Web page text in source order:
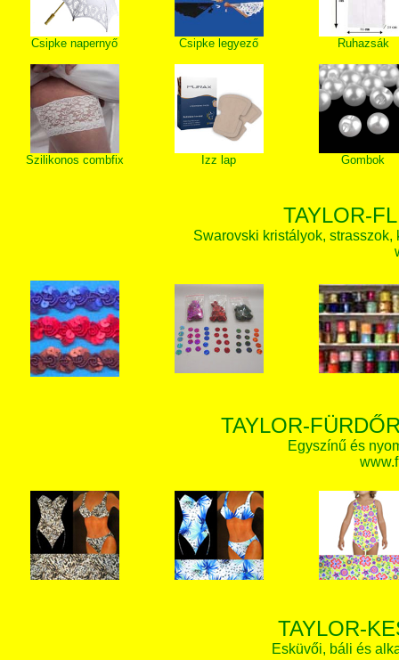
Csipke napernyő Csipke legyező Ruhazsák
Szilikonos combfix Izz lap Gombok
TAYLOR-
Swarovski kristályok,
TAYLOR-
Egyszínű és
TAYLOR-
Esküvői, báli és